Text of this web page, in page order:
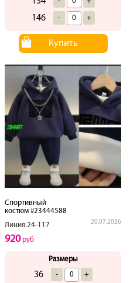
146 - +
Купить
Спортивный
костюм #23444588
Линия.24-117
20.07.2026
920руб
Размеры
36 - +